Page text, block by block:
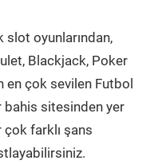
slot oyunlarından,
Blackjack, Poker
en çok sevilen Futbol
bahis sitesinden yer
farklı şans